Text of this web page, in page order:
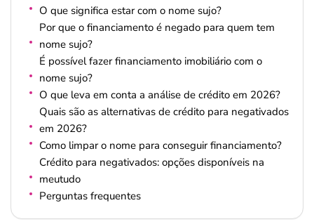
O que significa estar com o nome sujo?
Por que o financiamento é negado para quem tem
nome sujo?
É possível fazer financiamento imobiliário com o
nome sujo?
O que leva em conta a análise de crédito em 2026?
Quais são as alternativas de crédito para negativados
em 2026?
Como limpar o nome para conseguir financiamento?
Crédito para negativados: opções disponíveis na
meutudo
Perguntas frequentes